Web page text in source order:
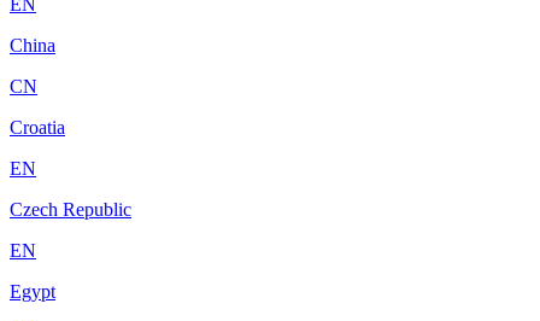
EN
China
CN
Croatia
EN
Czech Republic
EN
Egypt